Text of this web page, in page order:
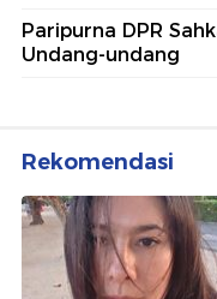
Paripurna DPR
Undang-undang
Rekomendasi